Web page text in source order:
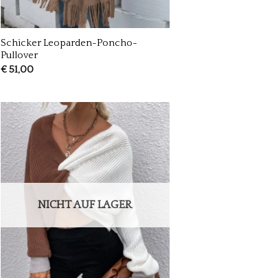
Schicker Leoparden-Poncho-
Pullover
€51,00
NICHT AUF LAGER